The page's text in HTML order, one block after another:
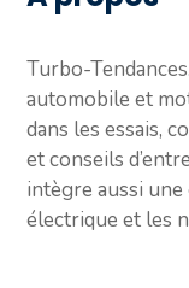
Turbo-
automobile et
dans les essais,
et conseils
intègre aussi
électrique et les